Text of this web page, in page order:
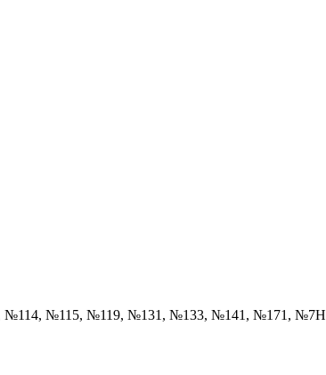
№115, №119, №131, №133, №141, №171, №7Н